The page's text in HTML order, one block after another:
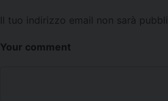
Il tuo indirizzo email non sarà
Your comment